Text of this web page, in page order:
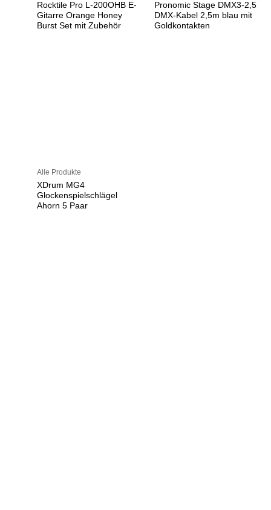
Rocktile Pro L-200OHB E-
Gitarre Orange Honey
Burst Set mit Zubehör
Pronomic Stage DMX3-2,5
DMX-Kabel 2,5m blau mit
Goldkontakten
Alle Produkte
XDrum MG4
Glockenspielschlägel
Ahorn 5 Paar